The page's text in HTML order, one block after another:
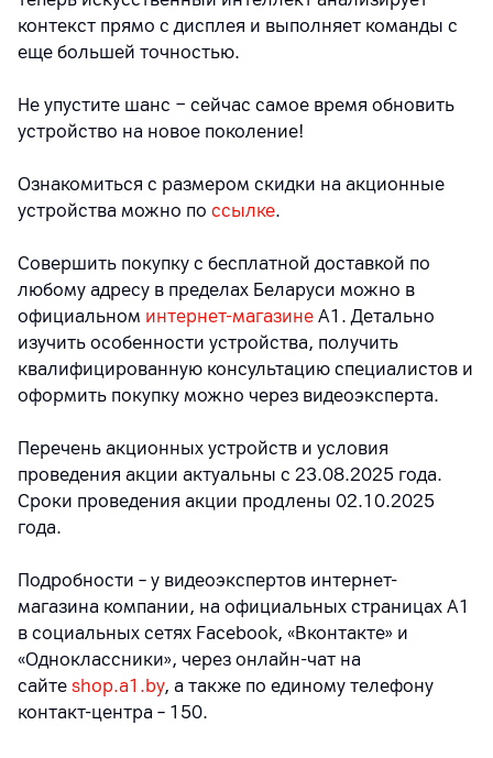
контекст прямо с дисплея и выполняет команды с
еще большей точностью.
Не упустите шанс − сейчас самое время обновить
устройство на новое поколение!
Ознакомиться с размером скидки на акционные
устройства можно по ссылке.
Совершить покупку с бесплатной доставкой по
любому адресу в пределах Беларуси можно в
официальном интернет-магазине А1. Детально
изучить особенности устройства, получить
квалифицированную консультацию специалистов и
оформить покупку можно через видеоэксперта.
Перечень акционных устройств и условия
проведения акции актуальны с 23.08.2025 года.
Сроки проведения акции продлены 02.10.2025
года.
Подробности – у видеоэкспертов интернет-
магазина компании, на официальных страницах A1
в социальных сетях Facebook, «Вконтакте» и
«Одноклассники», через онлайн-чат на
сайте shop.a1.by, а также по единому телефону
контакт-центра – 150.